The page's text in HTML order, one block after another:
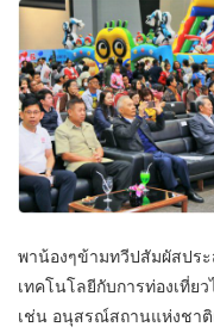
พาน้องๆข้ามทวีปสัมผัสปร
เทคโนโลยีกับการท่องเที่
เช่น อนุสรณ์สถานแห่งชาติ